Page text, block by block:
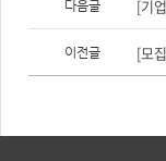
다
다음글 [기
이전글